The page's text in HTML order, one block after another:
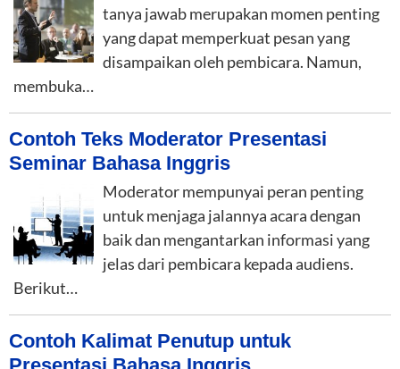
tanya jawab merupakan momen penting
yang dapat memperkuat pesan yang
disampaikan oleh pembicara. Namun,
membuka…
Contoh Teks Moderator Presentasi
Seminar Bahasa Inggris
Moderator mempunyai peran penting
untuk menjaga jalannya acara dengan
baik dan mengantarkan informasi yang
jelas dari pembicara kepada audiens.
Berikut…
Contoh Kalimat Penutup untuk